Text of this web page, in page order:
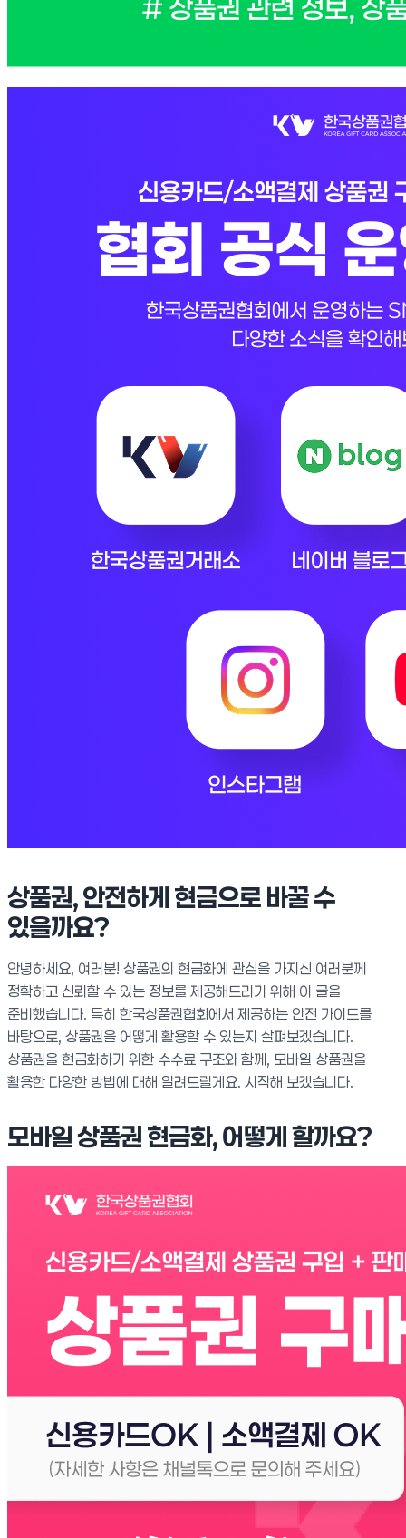
상품권, 안전하게 현금으로 바꿀 수
있을까요?
안녕하세요, 여러분! 상품권의 현금화에 관심을 가지신 여러분께
정확하고 신뢰할 수 있는 정보를 제공해드리기 위해 이 글을
준비했습니다. 특히 한국상품권협회에서 제공하는 안전 가이드를
바탕으로, 상품권을 어떻게 활용할 수 있는지 살펴보겠습니다.
상품권을 현금화하기 위한 수수료 구조와 함께, 모바일 상품권을
활용한 다양한 방법에 대해 알려드릴게요. 시작해 보겠습니다.
모바일 상품권 현금화, 어떻게 할까요?